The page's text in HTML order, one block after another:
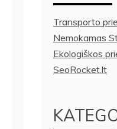
Transporto
Nemokamas
Ekologiškos
SeoRocket.lt